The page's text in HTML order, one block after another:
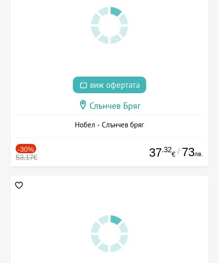
виж офертата
Слънчев Бряг
Нобел - Слънчев бряг
-30%
53.17€ 37.32
€ / 73лв.